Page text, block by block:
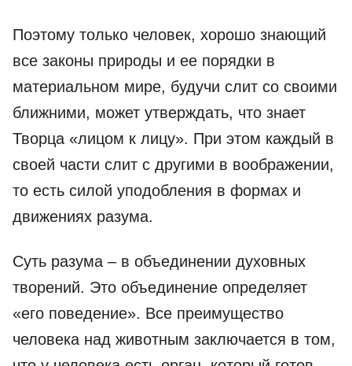
Поэтому только человек, хорошо знающий
все законы природы и ее порядки в
материальном мире, будучи слит со своими
ближними, может утверждать, что знает
Творца «лицом к лицу». При этом каждый в
своей части слит с другими в воображении,
то есть силой уподобления в формах и
движениях разума.
Суть разума – в объединении духовных
творений. Это объединение определяет
«его поведение». Все преимущество
человека над животным заключается в том,